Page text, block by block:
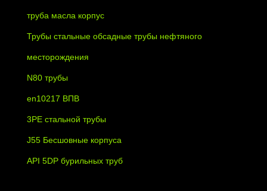
труба масла корпус
Трубы стальные обсадные трубы нефтяного
месторождения
N80 трубы
en10217 ВПВ
3PE стальной трубы
J55 Бесшовные корпуса
API 5DP бурильных труб